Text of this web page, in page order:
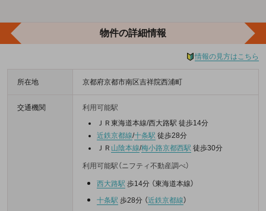
物件の詳細情報
情報の見方はこちら
所在地 京都府京都市南区吉祥院西浦町
交通機関
利用可能駅
ＪＲ東海道本線/西大路駅 徒歩14分
近鉄京都線/十条駅 徒歩28分
ＪＲ 山陰本線/梅小路京都西駅 徒歩30分
利用可能駅（ニフティ不動産調べ）
西大路駅 歩14分 （東海道本線）
十条駅 歩28分 （近鉄京都線）